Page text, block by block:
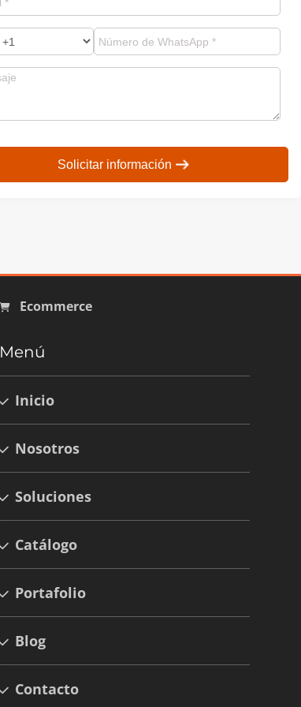
Solicitar información
Ecommerce
Menú
Inicio
Nosotros
Soluciones
Catálogo
Portafolio
Blog
Contacto